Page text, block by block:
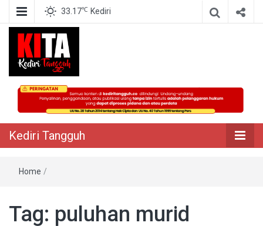
33.17℃ Kediri
Kediri Tangguh
Berita Akurat Terpercaya
Kediri Tangguh
Home /
Tag: puluhan murid